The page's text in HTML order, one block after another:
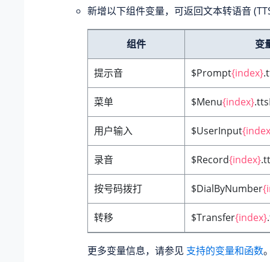
新增以下组件变量，可返回文本转语音
组件 变
提示音 $Prompt{index}
菜单 $Menu{index}
用户输入 $UserInput
录音 $Record{index}
按号码拨打 $DialByNumber
转移 $Transfer{index}
更多变量信息，请参见 支持的变量和函数